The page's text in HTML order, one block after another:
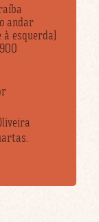
andar
esquerda)